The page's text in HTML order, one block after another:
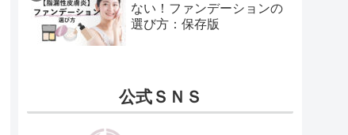
ない！ファンデーションの
選び方：保存版
公式ＳＮＳ